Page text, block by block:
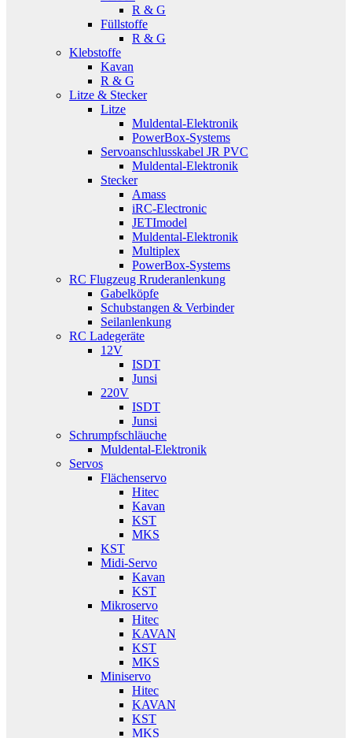
R & G
Füllstoffe
R & G
Klebstoffe
Kavan
R & G
Litze & Stecker
Litze
Muldental-Elektronik
PowerBox-Systems
Servoanschlusskabel JR PVC
Muldental-Elektronik
Stecker
Amass
iRC-Electronic
JETImodel
Muldental-Elektronik
Multiplex
PowerBox-Systems
RC Flugzeug Rruderanlenkung
Gabelköpfe
Schubstangen & Verbinder
Seilanlenkung
RC Ladegeräte
12V
ISDT
Junsi
220V
ISDT
Junsi
Schrumpfschläuche
Muldental-Elektronik
Servos
Flächenservo
Hitec
Kavan
KST
MKS
KST
Midi-Servo
Kavan
KST
Mikroservo
Hitec
KAVAN
KST
MKS
Miniservo
Hitec
KAVAN
KST
MKS